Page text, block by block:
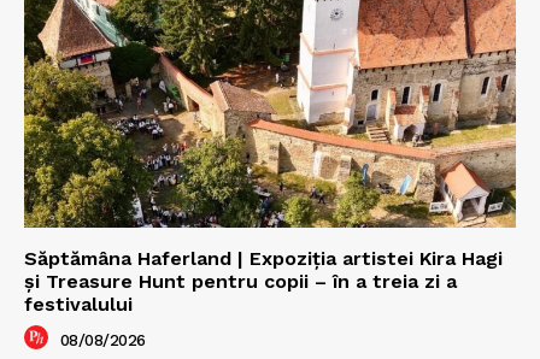
Săptămâna Haferland | Expoziţia artistei Kira Hagi
şi Treasure Hunt pentru copii – în a treia zi a
festivalului
08/08/2026